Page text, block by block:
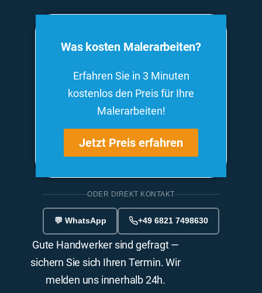
Was kosten Malerarbeiten?
Erfahren Sie in 3 Minuten
kostenlos den Preis für Ihre
Malerarbeiten!
Jetzt Preis erfahren
ODER DIREKT KONTAKT
💬 WhatsApp +49 6821 7498630
Gute Handwerker sind gefragt —
sichern Sie sich Ihren Termin. Wir
melden uns innerhalb 24h.